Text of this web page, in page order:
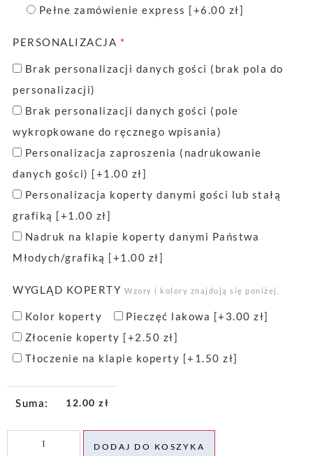
Pełne zamówienie express [+6.00 zł]
PERSONALIZACJA *
Brak personalizacji danych gości (brak pola do
personalizacji)
Brak personalizacji danych gości (pole
wykropkowane do ręcznego wpisania)
Personalizacja zaproszenia (nadrukowanie
danych gości) [+1.00 zł]
Personalizacja koperty danymi gości lub stałą
grafiką [+1.00 zł]
Nadruk na klapie koperty danymi Państwa
Młodych/grafiką [+1.00 zł]
WYGLĄD KOPERTY Wzory i kolory znajdują się poniżej.
Kolor koperty Pieczęć lakowa [+3.00 zł]
Złocenie koperty [+2.50 zł]
Tłoczenie na klapie koperty [+1.50 zł]
12.00 zł
DODAJ DO KOSZYKA